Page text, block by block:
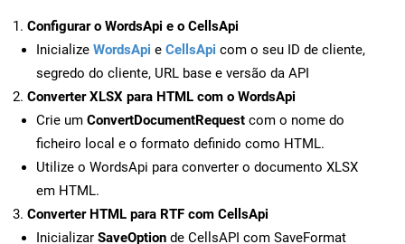
Configurar o WordsApi e o CellsApi
Inicialize WordsApi e CellsApi com o seu ID de cliente,
segredo do cliente, URL base e versão da API
Converter XLSX para HTML com o WordsApi
Crie um ConvertDocumentRequest com o nome do
ficheiro local e o formato definido como HTML.
Utilize o WordsApi para converter o documento XLSX
em HTML.
Converter HTML para RTF com CellsApi
Inicializar SaveOption de CellsAPI com SaveFormat